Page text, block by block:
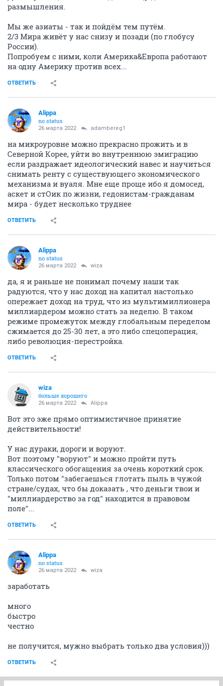
размышления.
Мы же азиаты - так и пойдём тем путём.
2/3 Мира живёт у нас снизу и позади (по глобусу
России).
Попробуем с ними, коли Америка&Европа работают
на одну Америку против всех...
ОТВЕТИТЬ
Alippa
no status
26 марта 2022 adambereg1
на микроуровне можно прекрасно прожить и в
Северной Корее, уйти во внутреннюю эмиграцию
если раздражает идеологический навес и научиться
снимать ренту с существующего экономического
механизма и вуаля. Мне еще проще ибо я домосед,
аскет и стОик по жизни, гедонистам-гражданам
мира - будет несколько труднее
ОТВЕТИТЬ
Alippa
no status
26 марта 2022 wiza
да, я и раньше не понимал почему наши так
радуются, что у нас доход на капитал настолько
опережает доход на труд, что из мультимиллионера
миллиардером можно стать за неделю. В таком
режиме промежуток между глобальным переделом
сжимается до 25-30 лет, а это либо спецоперация,
либо революция-перестройка.
ОТВЕТИТЬ
wiza
больше хорошего
26 марта 2022 Alippa
Вот это эже прямо оптимистичное принятие
действительности!
У нас дураки, дороги и воруют.
Вот поэтому "воруют" и можно пройти путь
классического обогащения за очень короткий срок.
Только потом "забегаешься глотать пыль в чужой
стране/судах, что бы доказать , что деньги твои и
"миллиардерство за год" находится в правовом
поле"...
ОТВЕТИТЬ
Alippa
no status
26 марта 2022 wiza
заработать
много
быстро
честно
не получится, мужно выбрать только два условия)))
ОТВЕТИТЬ